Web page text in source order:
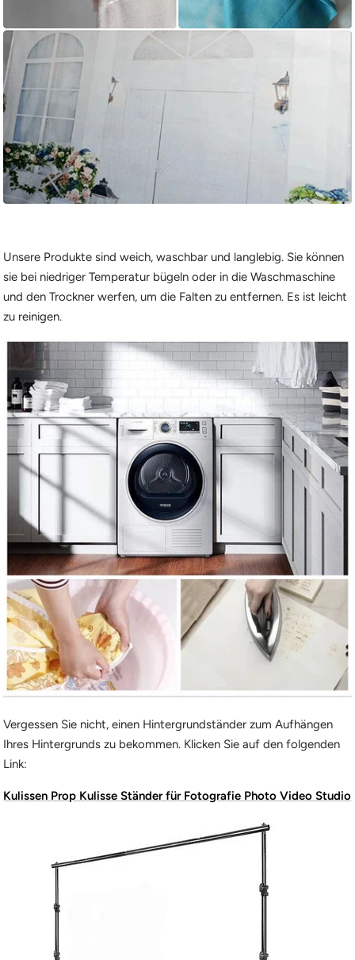
Unsere Produkte sind weich, waschbar und langlebig. Sie können
sie bei niedriger Temperatur bügeln oder in die Waschmaschine
und den Trockner werfen, um die Falten zu entfernen. Es ist leicht
zu reinigen.
Vergessen Sie nicht, einen Hintergrundständer zum Aufhängen
Ihres Hintergrunds zu bekommen. Klicken Sie auf den folgenden
Link:
Kulissen Prop Kulisse Ständer für Fotografie Photo Video Studio